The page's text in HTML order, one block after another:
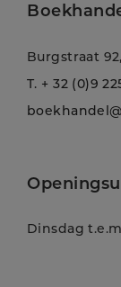
Burgstraat
T. + 32 (0)9
Dinsdag